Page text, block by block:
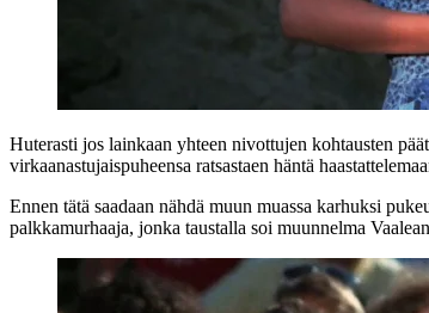
Huterasti jos lainkaan yhteen nivottujen kohtausten
virkaanastujaispuheensa ratsastaen häntä
Ennen tätä saadaan nähdä muun muassa karhuksi
palkkamurhaaja, jonka taustalla soi muunnelma